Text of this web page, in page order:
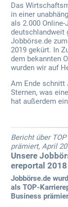
Das
in einer
als 2.000
deutschlandweit
Jobbörse.de
2019 gekürt. In
dem bekannten
wurden wir auf
Am Ende schnitt
Sternen, was
hat außerdem
Bericht über
prämiert, April
Unsere
ereportal 2018
Jobbörse.de
als TOP-
Business